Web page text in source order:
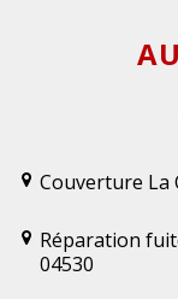
Couverture La
Réparation
04530